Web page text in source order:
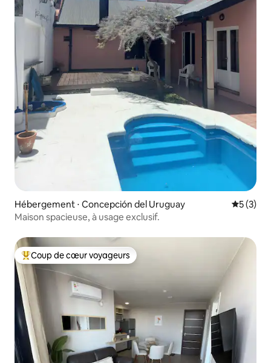
Hébergement ⋅ Concepción del Uruguay
5 (3)
Maison spacieuse, à usage exclusif.
Coups de cœur voyageurs les plus appréciés
Coup de cœur voyageurs